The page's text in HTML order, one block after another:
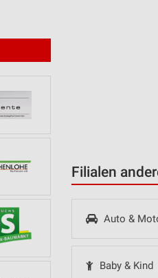
Filialen
Auto &
Baby & Kind